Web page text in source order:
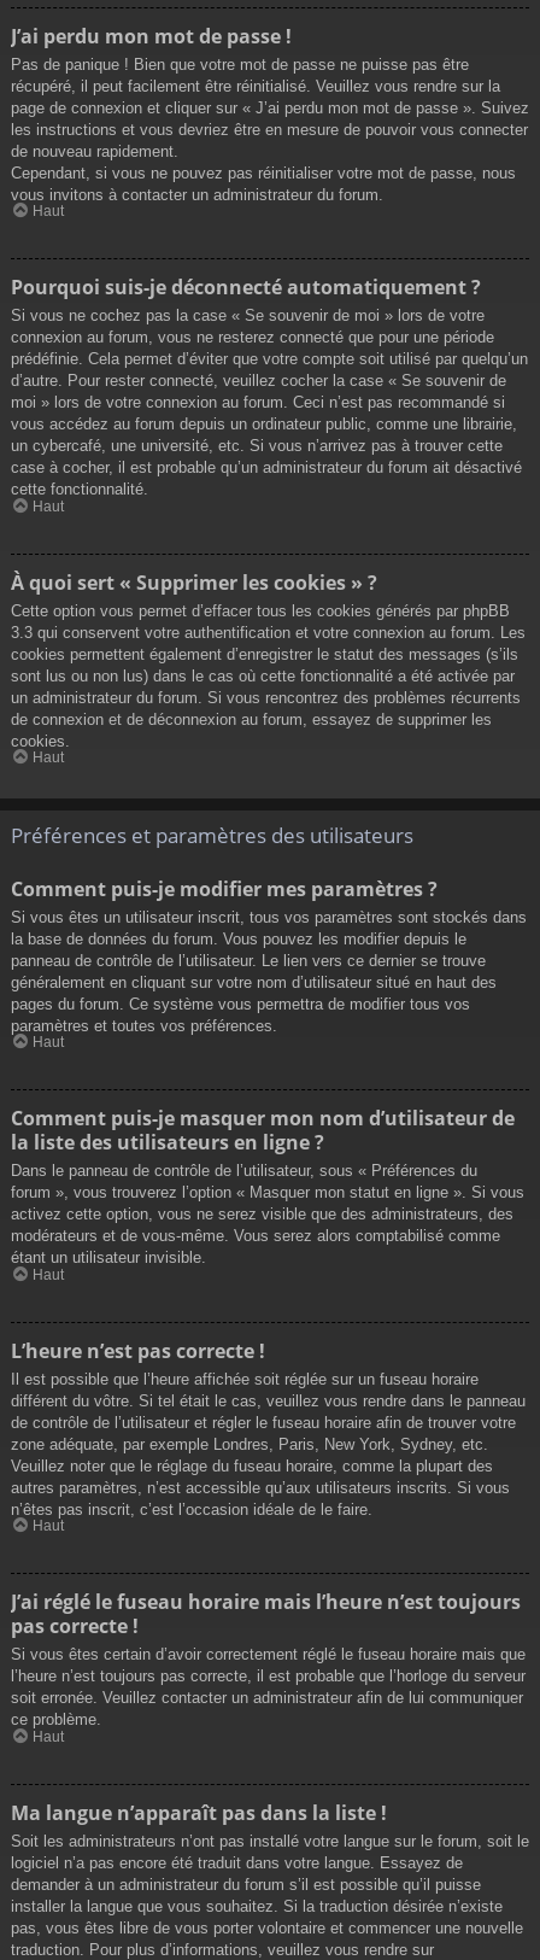
J’ai perdu mon mot de passe !
Pas de panique ! Bien que votre mot de passe ne puisse pas être
récupéré, il peut facilement être réinitialisé. Veuillez vous rendre sur la
page de connexion et cliquer sur « J’ai perdu mon mot de passe ». Suivez
les instructions et vous devriez être en mesure de pouvoir vous connecter
de nouveau rapidement.
Cependant, si vous ne pouvez pas réinitialiser votre mot de passe, nous
vous invitons à contacter un administrateur du forum.
Haut
Pourquoi suis-je déconnecté automatiquement ?
Si vous ne cochez pas la case « Se souvenir de moi » lors de votre
connexion au forum, vous ne resterez connecté que pour une période
prédéfinie. Cela permet d’éviter que votre compte soit utilisé par quelqu’un
d’autre. Pour rester connecté, veuillez cocher la case « Se souvenir de
moi » lors de votre connexion au forum. Ceci n’est pas recommandé si
vous accédez au forum depuis un ordinateur public, comme une librairie,
un cybercafé, une université, etc. Si vous n’arrivez pas à trouver cette
case à cocher, il est probable qu’un administrateur du forum ait désactivé
cette fonctionnalité.
Haut
À quoi sert « Supprimer les cookies » ?
Cette option vous permet d’effacer tous les cookies générés par phpBB
3.3 qui conservent votre authentification et votre connexion au forum. Les
cookies permettent également d’enregistrer le statut des messages (s’ils
sont lus ou non lus) dans le cas où cette fonctionnalité a été activée par
un administrateur du forum. Si vous rencontrez des problèmes récurrents
de connexion et de déconnexion au forum, essayez de supprimer les
cookies.
Haut
Préférences et paramètres des utilisateurs
Comment puis-je modifier mes paramètres ?
Si vous êtes un utilisateur inscrit, tous vos paramètres sont stockés dans
la base de données du forum. Vous pouvez les modifier depuis le
panneau de contrôle de l’utilisateur. Le lien vers ce dernier se trouve
généralement en cliquant sur votre nom d’utilisateur situé en haut des
pages du forum. Ce système vous permettra de modifier tous vos
paramètres et toutes vos préférences.
Haut
Comment puis-je masquer mon nom d’utilisateur de
la liste des utilisateurs en ligne ?
Dans le panneau de contrôle de l’utilisateur, sous « Préférences du
forum », vous trouverez l’option « Masquer mon statut en ligne ». Si vous
activez cette option, vous ne serez visible que des administrateurs, des
modérateurs et de vous-même. Vous serez alors comptabilisé comme
étant un utilisateur invisible.
Haut
L’heure n’est pas correcte !
Il est possible que l’heure affichée soit réglée sur un fuseau horaire
différent du vôtre. Si tel était le cas, veuillez vous rendre dans le panneau
de contrôle de l’utilisateur et régler le fuseau horaire afin de trouver votre
zone adéquate, par exemple Londres, Paris, New York, Sydney, etc.
Veuillez noter que le réglage du fuseau horaire, comme la plupart des
autres paramètres, n’est accessible qu’aux utilisateurs inscrits. Si vous
n’êtes pas inscrit, c’est l’occasion idéale de le faire.
Haut
J’ai réglé le fuseau horaire mais l’heure n’est toujours
pas correcte !
Si vous êtes certain d’avoir correctement réglé le fuseau horaire mais que
l’heure n’est toujours pas correcte, il est probable que l’horloge du serveur
soit erronée. Veuillez contacter un administrateur afin de lui communiquer
ce problème.
Haut
Ma langue n’apparaît pas dans la liste !
Soit les administrateurs n’ont pas installé votre langue sur le forum, soit le
logiciel n’a pas encore été traduit dans votre langue. Essayez de
demander à un administrateur du forum s’il est possible qu’il puisse
installer la langue que vous souhaitez. Si la traduction désirée n’existe
pas, vous êtes libre de vous porter volontaire et commencer une nouvelle
traduction. Pour plus d’informations, veuillez vous rendre sur